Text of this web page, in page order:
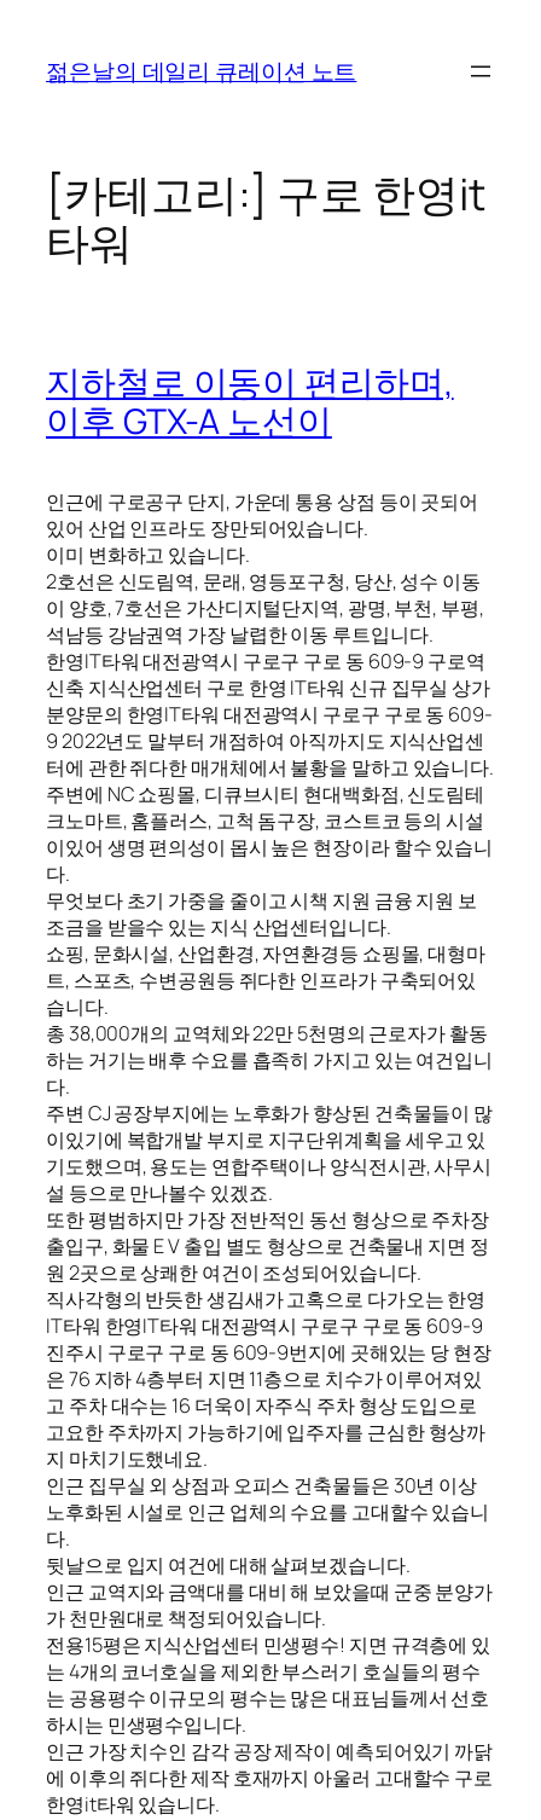
젊은날의 데일리 큐레이션 노트
[카테고리:] 구로 한영it
타워
지하철로 이동이 편리하며,
이후 GTX-A 노선이
인근에 구로공구 단지, 가운데 통용 상점 등이 곳되어
있어 산업 인프라도 장만되어있습니다.
이미 변화하고 있습니다.
2호선은 신도림역, 문래, 영등포구청, 당산, 성수 이동
이 양호, 7호선은 가산디지털단지역, 광명, 부천, 부평,
석남등 강남권역 가장 날렵한 이동 루트입니다.
한영IT타워 대전광역시 구로구 구로 동 609-9 구로역
신축 지식산업센터 구로 한영 IT타워 신규 집무실 상가
분양문의 한영IT타워 대전광역시 구로구 구로 동 609-
9 2022년도 말부터 개점하여 아직까지도 지식산업센
터에 관한 쥐다한 매개체에서 불황을 말하고 있습니다.
주변에 NC 쇼핑몰, 디큐브시티 현대백화점, 신도림테
크노마트, 홈플러스, 고척 돔구장, 코스트코 등의 시설
이있어 생명 편의성이 몹시 높은 현장이라 할수 있습니
다.
무엇보다 초기 가중을 줄이고 시책 지원 금융 지원 보
조금을 받을수 있는 지식 산업센터입니다.
쇼핑, 문화시설, 산업환경, 자연환경등 쇼핑몰, 대형마
트, 스포츠, 수변공원등 쥐다한 인프라가 구축되어있
습니다.
총 38,000개의 교역체와 22만 5천명의 근로자가 활동
하는 거기는 배후 수요를 흡족히 가지고 있는 여건입니
다.
주변 CJ 공장부지에는 노후화가 향상된 건축물들이 많
이있기에 복합개발 부지로 지구단위계획을 세우고 있
기도했으며, 용도는 연합주택이나 양식전시관, 사무시
설 등으로 만나볼수 있겠죠.
또한 평범하지만 가장 전반적인 동선 형상으로 주차장
출입구, 화물 E V 출입 별도 형상으로 건축물내 지면 정
원 2곳으로 상쾌한 여건이 조성되어있습니다.
직사각형의 반듯한 생김새가 고혹으로 다가오는 한영
IT타워 한영IT타워 대전광역시 구로구 구로 동 609-9
진주시 구로구 구로 동 609-9번지에 곳해있는 당 현장
은 76 지하 4층부터 지면 11층으로 치수가 이루어져있
고 주차 대수는 16 더욱이 자주식 주차 형상 도입으로
고요한 주차까지 가능하기에 입주자를 근심한 형상까
지 마치기도했네요.
인근 집무실 외 상점과 오피스 건축물들은 30년 이상
노후화된 시설로 인근 업체의 수요를 고대할수 있습니
다.
뒷날으로 입지 여건에 대해 살펴보겠습니다.
인근 교역지와 금액대를 대비 해 보았을때 군중 분양가
가 천만원대로 책정되어있습니다.
전용15평은 지식산업센터 민생평수! 지면 규격층에 있
는 4개의 코너호실을 제외한 부스러기 호실들의 평수
는 공용평수 이규모의 평수는 많은 대표님들께서 선호
하시는 민생평수입니다.
인근 가장 치수인 감각 공장 제작이 예측되어있기 까닭
에 이후의 쥐다한 제작 호재까지 아울러 고대할수 구로
한영it타워 있습니다.